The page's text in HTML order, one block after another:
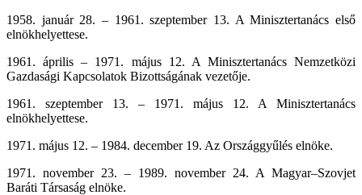
1958. január 28. – 1961. szeptember 13. A Minisztertanács első
elnökhelyettese.
1961. április – 1971. május 12. A Minisztertanács Nemzetközi
Gazdasági Kapcsolatok Bizottságának vezetője.
1961. szeptember 13. – 1971. május 12. A Minisztertanács
elnökhelyettese.
1971. május 12. – 1984. december 19. Az Országgyűlés elnöke.
1971. november 23. – 1989. november 24. A Magyar–Szovjet
Baráti Társaság elnöke.